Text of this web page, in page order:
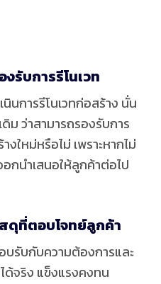
รับการรีโนเวท
นการรีโนเวทก่อสร้าง นั่น
ม ว่าสามารถรองรับการ
ใหม่หรือไม่ เพราะหากไม่
กนำเสนอให้ลูกค้าต่อไป
ดุที่ตอบโจทย์ลูกค้า
บรับกับความต้องการและ
ด้จริง แข็งแรงคงทน